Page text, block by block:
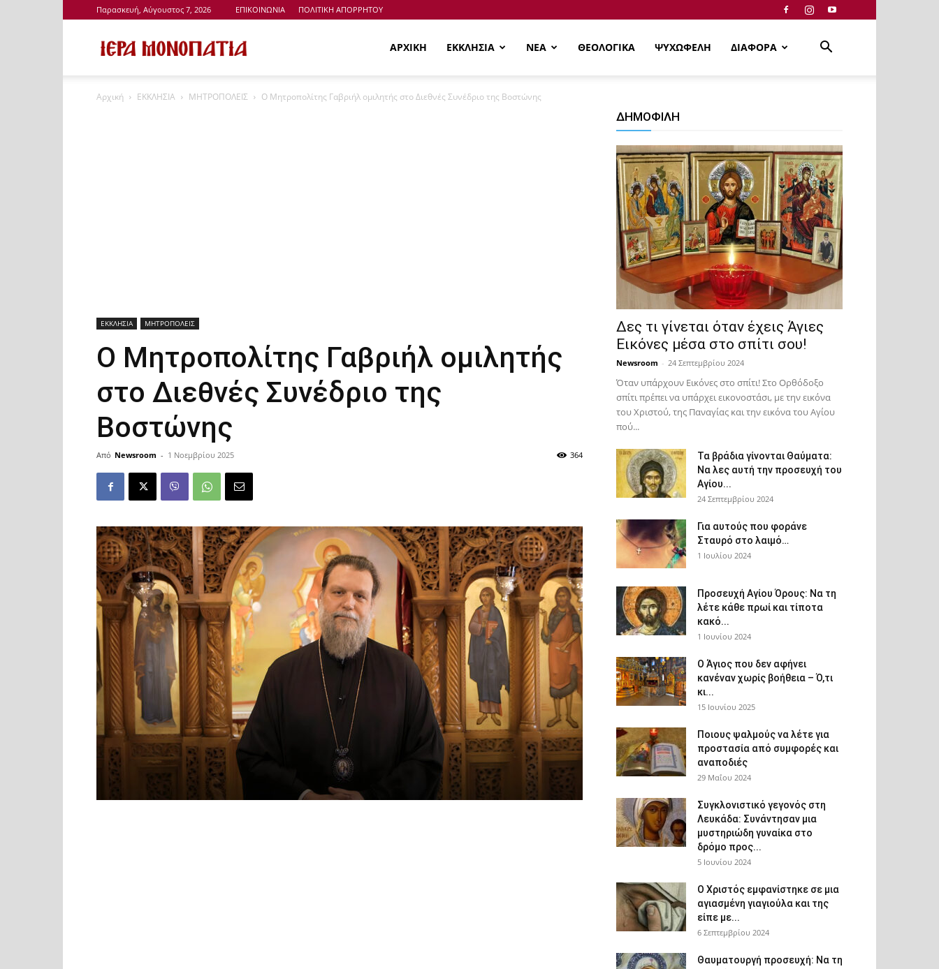
Παρασκευή, Αύγουστος 7, 2026 ΕΠΙΚΟΙΝΩΝΙΑ ΠΟΛΙΤΙΚΗ ΑΠΟΡΡΗΤΟΥ
Μονοπάτια
ΑΡΧΙΚΗ ΕΚΚΛΗΣΙΑ ΝΕΑ ΘΕΟΛΟΓΙΚΑ ΨΥΧΩΦΕΛΗ ΔΙΑΦΟΡΑ
Αρχική ΕΚΚΛΗΣΙΑ ΜΗΤΡΟΠΟΛΕΙΣ Ο Μητροπολίτης Γαβριήλ ομιλητής στο Διεθνές Συνέδριο της Βοστώνης
ΕΚΚΛΗΣΙΑ ΜΗΤΡΟΠΟΛΕΙΣ
Ο Μητροπολίτης Γαβριήλ ομιλητής
στο Διεθνές Συνέδριο της
Βοστώνης
Από Newsroom - 1 Νοεμβρίου 2025 364
ΔΗΜΟΦΙΛΗ
Δες τι γίνεται όταν έχεις Άγιες
Εικόνες μέσα στο σπίτι σου!
Newsroom - 24 Σεπτεμβρίου 2024
Όταν υπάρχουν Εικόνες στο σπίτι! Στο Ορθόδοξο
σπίτι πρέπει να υπάρχει εικονοστάσι, με την εικόνα
του Χριστού, της Παν­αγίας και την εικόνα του Αγίου
πού...
Τα βράδια γίνονται Θαύματα:
Να λες αυτή την προσευχή του
Αγίου...
24 Σεπτεμβρίου 2024
Για αυτούς που φοράνε
Σταυρό στο λαιμό…
1 Ιουλίου 2024
Προσευχή Αγίου Όρους: Να τη
λέτε κάθε πρωί και τίποτα
κακό...
1 Ιουνίου 2024
Ο Άγιος που δεν αφήνει
κανέναν χωρίς βοήθεια – Ό,τι
κι...
15 Ιουνίου 2025
Ποιους ψαλμούς να λέτε για
προστασία από συμφορές και
αναποδιές
29 Μαΐου 2024
Συγκλονιστικό γεγονός στη
Λευκάδα: Συνάντησαν μια
μυστηριώδη γυναίκα στο
δρόμο προς...
5 Ιουνίου 2024
Ο Χριστός εμφανίστηκε σε μια
αγιασμένη γιαγιούλα και της
είπε με...
6 Σεπτεμβρίου 2024
Θαυματουργή προσευχή: Να τη